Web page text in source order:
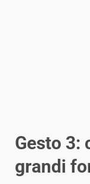
Gesto 3:
grandi